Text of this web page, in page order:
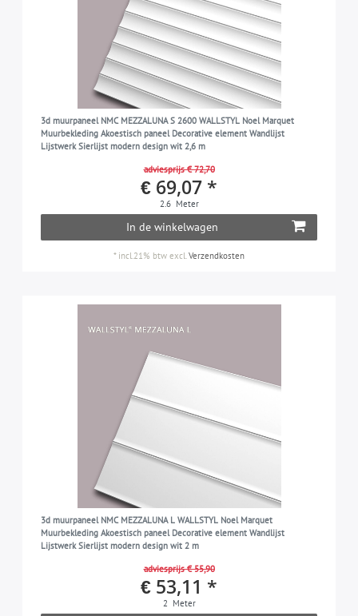
3d muurpaneel NMC MEZZALUNA S 2600 WALLSTYL Noel Marquet
Muurbekleding Akoestisch paneel Decorative element Wandlijst
Lijstwerk Sierlijst modern design wit 2,6 m
adviesprijs € 72,70
€ 69,07 *
2.6 Meter
In de winkelwagen
* incl.21% btw excl.Verzendkosten
3d muurpaneel NMC MEZZALUNA L WALLSTYL Noel Marquet
Muurbekleding Akoestisch paneel Decorative element Wandlijst
Lijstwerk Sierlijst modern design wit 2 m
adviesprijs € 55,90
€ 53,11 *
2 Meter